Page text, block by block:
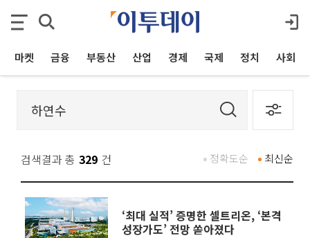
마켓 금융 부동산 산업 경제 국제 정치 사회
검색결과 총 329 건 최신순
정확도순
‘최대 실적’ 증명한 셀트리온, ‘본격
성장가도’ 전망 쏟아졌다